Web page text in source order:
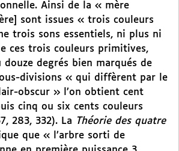
Ainsi de la « mère
sont issues « trois couleurs
trois sons essentiels, ni plus ni
ces trois couleurs primitives,
douze degrés bien marqués de
divisions « qui diffèrent par le
obscur » l’on obtient cent
cinq ou six cents couleurs
283, 332). La Théorie des quatre
que « l’arbre sorti de